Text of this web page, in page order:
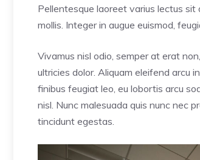
Pellentesque laoreet varius lectus
mollis. Integer in augue euismod,
Vivamus nisl odio, semper at erat
ultricies dolor. Aliquam eleifend arcu
finibus feugiat leo, eu lobortis arcu
nisl. Nunc malesuada quis nunc nec
tincidunt egestas.